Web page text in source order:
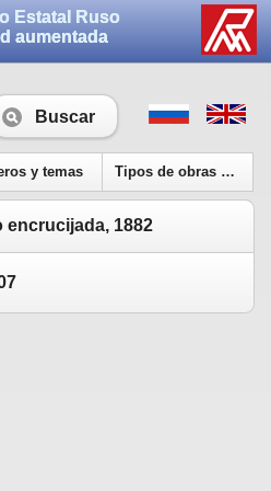
Estatal Ruso
aumentada
Buscar
y temas Tipos de obras de arte
encrucijada, 1882